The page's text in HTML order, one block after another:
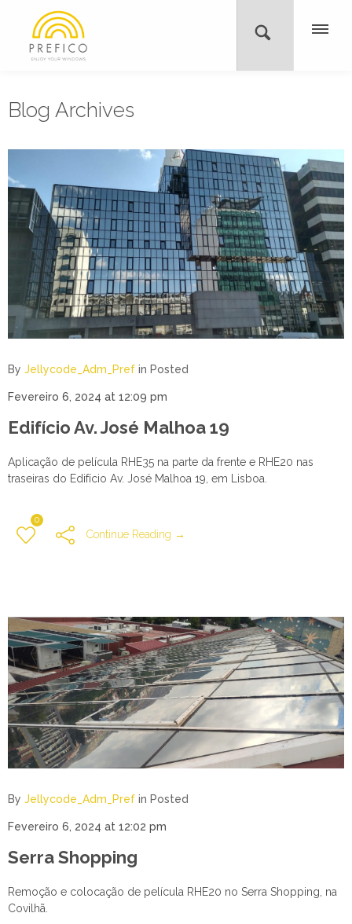
Blog Archives
By Jellycode_Adm_Pref in Posted
Fevereiro 6, 2024 at 12:09 pm
Edifício Av. José Malhoa 19
Aplicação de película RHE35 na parte da frente e RHE20 nas
traseiras do Edifício Av. José Malhoa 19, em Lisboa.
0
Continue Reading →
By Jellycode_Adm_Pref in Posted
Fevereiro 6, 2024 at 12:02 pm
Serra Shopping
Remoção e colocação de película RHE20 no Serra Shopping, na
Covilhã.